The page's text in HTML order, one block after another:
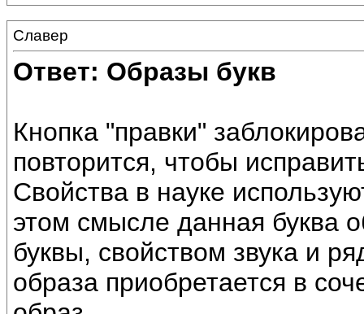
Славер
Ответ: Образы букв
Кнопка "правки"
повторится, чтобы
Свойства в науке
этом смысле данная буква
буквы, свойством звука и
образа приобретается в